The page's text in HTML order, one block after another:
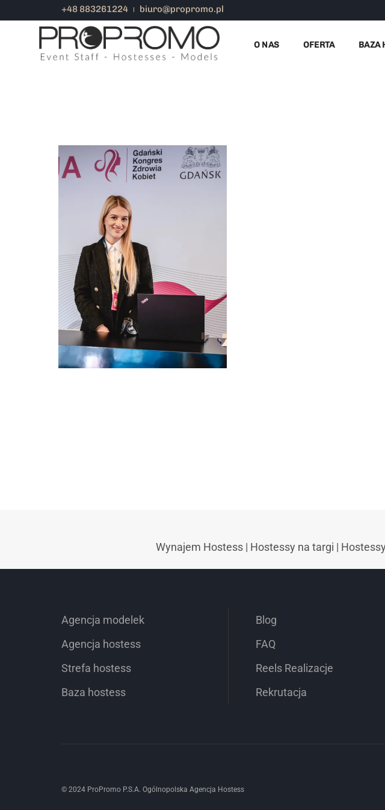
+48 883261224 biuro@propromo.pl
O NAS OFERTA BAZA
OBSŁUGA KONGRESU
HOSTESSY OBSŁUGA
KONGRESU
ZDROWIA KOBIET
Wynajem Hostess | Hostessy na targi |
Agencja modelek
Agencja hostess
Strefa hostess
Baza hostess
Blog
FAQ
Reels Realizacje
Rekrutacja
© 2024 ProPromo P.S.A. Ogólnopolska Agencja Hostess